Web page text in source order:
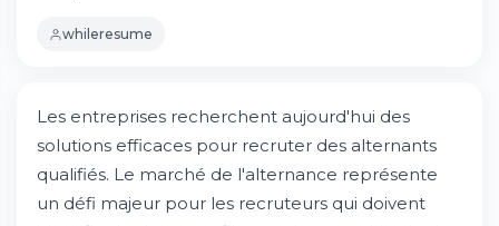
whileresume
Pourquoi choisir un cabinet de
recrutement spécialisé en alternance ?
Les entreprises recherchent aujourd'hui des
solutions efficaces pour recruter des alternants
qualifiés. Le marché de l'alternance représente
un défi majeur pour les recruteurs qui doivent